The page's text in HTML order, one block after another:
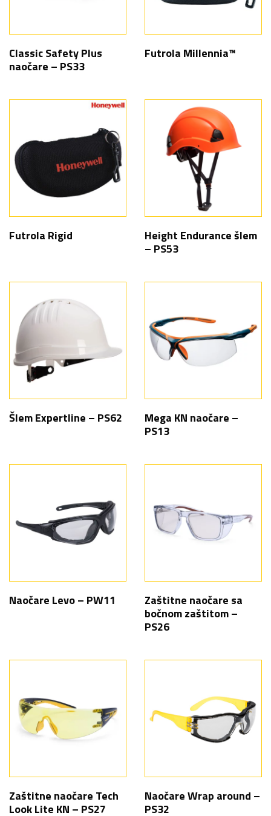
Classic Safety Plus
naočare – PS33
Futrola Millennia™
Futrola Rigid
Height Endurance šlem
– PS53
Šlem Expertline – PS62
Mega KN naočare –
PS13
Naočare Levo – PW11
Zaštitne naočare sa
bočnom zaštitom –
PS26
Zaštitne naočare Tech
Look Lite KN – PS27
Naočare Wrap around –
PS32